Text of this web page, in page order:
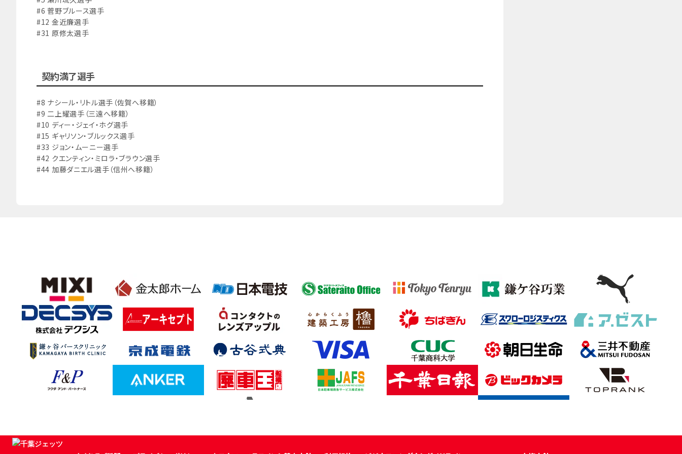
#6 菅野ブルース選手
#12 金近廉選手
#31 原修太選手
契約満了選手
#8 ナシール・リトル選手（佐賀へ移籍）
#9 二上耀選手（三遠へ移籍）
#10 ディー・ジェイ・ホグ選手
#15 ギャリソン・ブルックス選手
#33 ジョン・ムーニー選手
#42 クエンティン・ミロラ・ブラウン選手
#44 加藤ダニエル選手（信州へ移籍）